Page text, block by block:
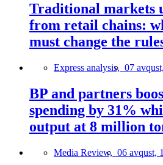
Traditional markets
from retail chains:
must change the
Express analysis, 07
BP and partners
spending by 31%
output at 8 million
Media Review, 06 avqust,